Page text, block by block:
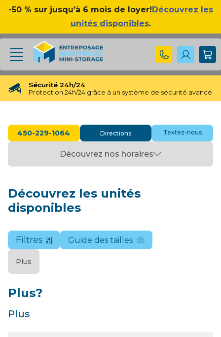
-50 % sur jusqu’à 6 mois de loyer!Découvrez les
unités disponibles.
Sécurité 24h/24
Protection 24h/24 grâce à un système de sécurité avancé
Transfert gratuit d'unité
Vous avez besoin d'une taille différente ? Pas de souci !
Pas d'engagement à long terme
Pas de contrats contraignants, pas d'obligations à long
Disponible jusqu'à 23h00
Nos experts en entreposage vous aideront jusqu'à 23h00
Apprécié par nos clients
450-229-1064 Directions Textez-nous
Découvrez nos horaires
Découvrez les unités
disponibles
Plus
Filtres Guide des tailles
Plus?
Plus